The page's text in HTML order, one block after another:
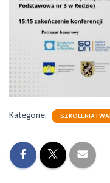
Kategorie: SZKOLENIA I